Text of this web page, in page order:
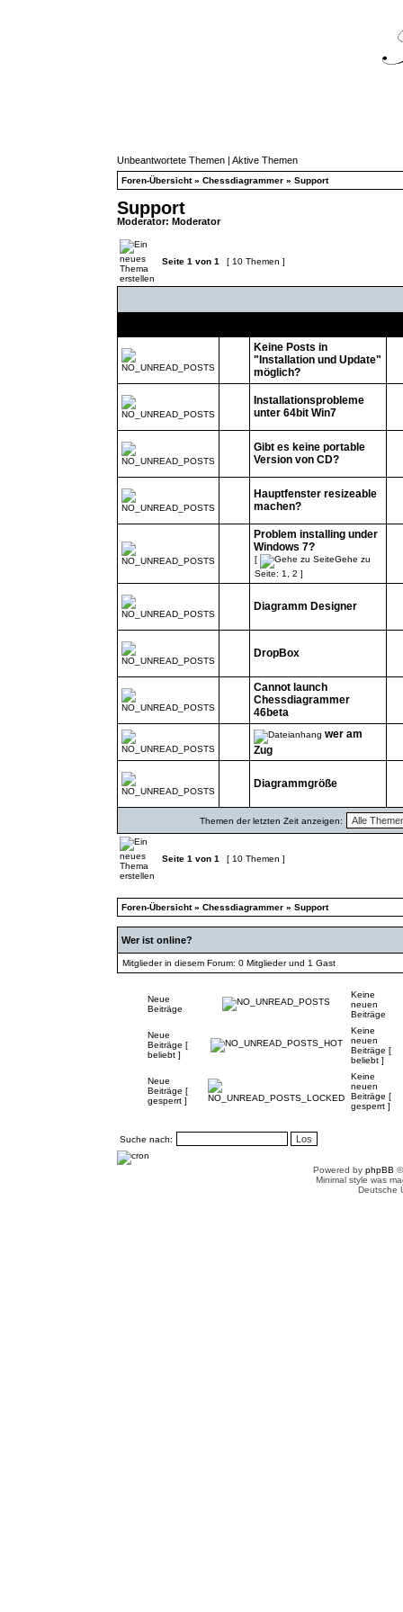
Unbeantwortete Themen | Aktive Themen
Foren-Übersicht» Chessdiagrammer » Support
Support
Moderator: Moderator
Seite 1 von 1 [ 10 Themen ]
Keine Posts in
"Installation und Update"
möglich?
Installationsprobleme
unter 64bit Win7
Gibt es keine portable
Version von CD?
Hauptfenster resizeable
machen?
Problem installing under
Windows 7?
[
Gehe zu
Seite: 1 2 ]
Diagramm Designer
DropBox
Cannot launch
Chessdiagrammer
46beta
wer am
Zug
Diagrammgröße
Themen der letzten Zeit anzeigen:
Seite 1 von 1 [ 10 Themen ]
Foren-Übersicht» Chessdiagrammer » Support
Wer ist online?
Mitglieder in diesem Forum: 0 Mitglieder und 1 Gast
Neue
Beiträge
Keine
neuen
Beiträge
Neue
Beiträge [
beliebt ]
Keine
neuen
Beiträge [
beliebt ]
Neue
Beiträge [
gesperrt ]
Keine
neuen
Beiträge [
gesperrt ]
Suche nach:
Powered by phpBB
Minimal style was
Deutsche